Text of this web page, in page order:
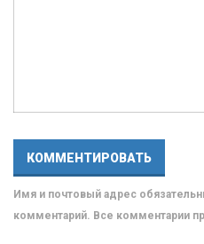
Имя и почтовый адрес
комментарий. Все комментарии